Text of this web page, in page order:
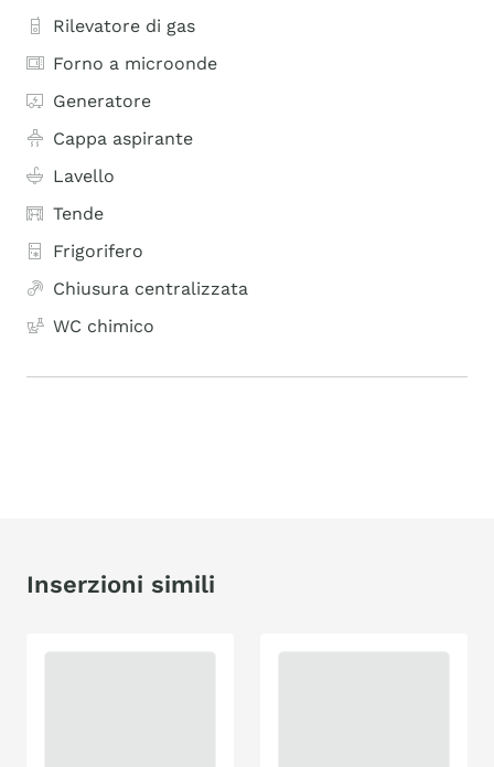
Rilevatore di gas
Forno a microonde
Generatore
Cappa aspirante
Lavello
Tende
Frigorifero
Chiusura centralizzata
WC chimico
Inserzioni simili